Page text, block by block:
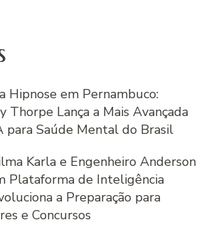
Hipnose em Pernambuco:
Thorpe Lança a Mais Avançada
para Saúde Mental do Brasil
Karla e Engenheiro Anderson
Plataforma de Inteligência
a Preparação para
e Concursos